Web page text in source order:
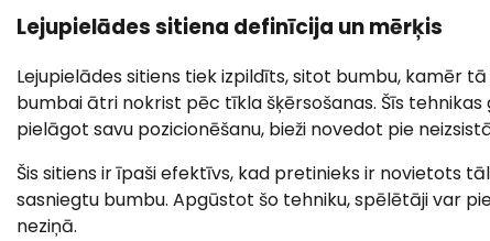
Lejupielādes sitiena definīcija un mērķis
Lejupielādes sitiens tiek izpildīts, sitot bumbu, kamēr
bumbai ātri nokrist pēc tīkla šķērsošanas. Šīs
pielāgot savu pozicionēšanu, bieži novedot pie
Šis sitiens ir īpaši efektīvs, kad pretinieks ir novietots
sasniegtu bumbu. Apgūstot šo tehniku, spēlētāji var
neziņā.